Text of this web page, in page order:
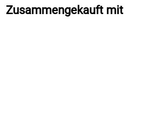
Zusammengekauft mit